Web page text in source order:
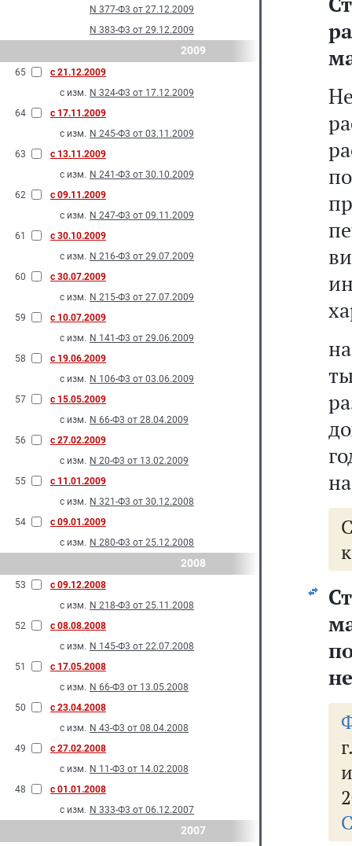
N 377-Ф3 от 27.12.2009
N 383-Ф3 от 29.12.2009
2009
65
с 21.12.2009
с изм. N 324-Ф3 от 17.12.2009
64
с 17.11.2009
с изм. N 245-Ф3 от 03.11.2009
63
с 13.11.2009
с изм. N 241-Ф3 от 30.10.2009
62
с 09.11.2009
с изм. N 247-Ф3 от 09.11.2009
61
с 30.10.2009
с изм. N 216-Ф3 от 29.07.2009
60
с 30.07.2009
с изм. N 215-Ф3 от 27.07.2009
59
с 10.07.2009
с изм. N 141-Ф3 от 29.06.2009
58
с 19.06.2009
с изм. N 106-Ф3 от 03.06.2009
57
с 15.05.2009
с изм. N 66-Ф3 от 28.04.2009
56
с 27.02.2009
с изм. N 20-Ф3 от 13.02.2009
55
с 11.01.2009
с изм. N 321-Ф3 от 30.12.2008
54
с 09.01.2009
с изм. N 280-Ф3 от 25.12.2008
2008
53
с 09.12.2008
с изм. N 218-Ф3 от 25.11.2008
52
с 08.08.2008
с изм. N 145-Ф3 от 22.07.2008
51
с 17.05.2008
с изм. N 66-Ф3 от 13.05.2008
50
с 23.04.2008
с изм. N 43-Ф3 от 08.04.2008
49
с 27.02.2008
с изм. N 11-Ф3 от 14.02.2008
48
с 01.01.2008
с изм. N 333-Ф3 от 06.12.2007
2007